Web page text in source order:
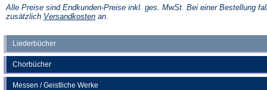
Liederbücher
Chorbücher
Messen / Geistliche Werke
einem
neuen
Alle Preise sind Endkunden-Preise inkl. ges. MwSt. Bei einer Bestellung
zusätzlich Versandkosten(Öffnet
an.